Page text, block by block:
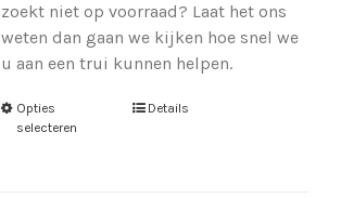
zoekt niet op voorraad? Laat het ons
weten dan gaan we kijken hoe snel we
u aan een trui kunnen helpen.
Opties
selecteren
Details